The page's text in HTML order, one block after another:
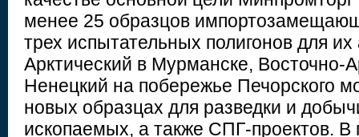
менее 25 образцов
трех испытательных полигонов для
Арктический в Мурманске, Восточно-
Ненецкий на побережье Печорского
новых образцах для разведки и
ископаемых, а также СПГ-проектов. В